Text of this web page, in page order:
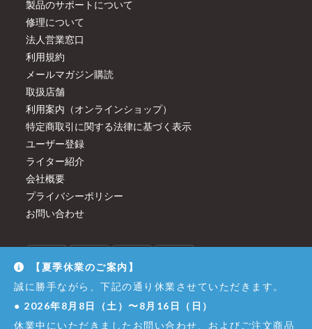
製品のサポートについて
修理について
法人営業窓口
利用規約
メールマガジン購読
取扱店舗
利用案内（オンラインショップ）
特定商取引に関する法律に基づく表示
ユーザー登録
ライター紹介
会社概要
プライバシーポリシー
お問い合わせ
【夏季休業のご案内】
誠に勝手ながら、下記の通り休業させていただきます。
● 2026年8月8日（土）〜8月16日（日）
休業中にいただきましたお問い合わせ、およびご注文商品